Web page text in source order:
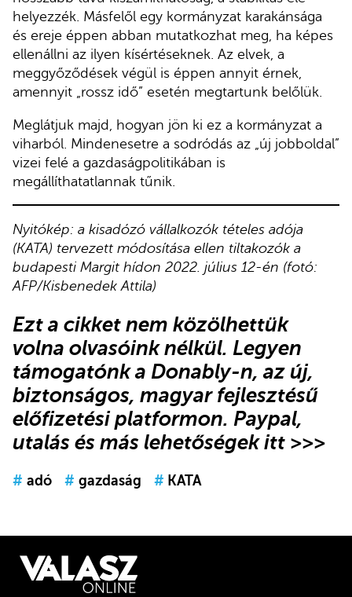
helyezzék. Másfelől egy kormányzat karakánsága
és ereje éppen abban mutatkozhat meg, ha képes
ellenállni az ilyen kísértéseknek. Az elvek, a
meggyőződések végül is éppen annyit érnek,
amennyit „rossz idő” esetén megtartunk belőlük.
Meglátjuk majd, hogyan jön ki ez a kormányzat a
viharból. Mindenesetre a sodródás az „új jobboldal”
vizei felé a gazdaságpolitikában is
megállíthatatlannak tűnik.
Nyitókép: a kisadózó vállalkozók tételes adója
(KATA) tervezett módosítása ellen tiltakozók a
budapesti Margit hídon 2022. július 12-én (fotó:
AFP/Kisbenedek Attila)
Ezt a cikket nem közölhettük
volna olvasóink nélkül. Legyen
támogatónka Donably-n, az új,
biztonságos, magyar fejlesztésű
előfizetési platformon. Paypal,
utalás és más lehetőségek itt >>>
# adó # gazdaság # KATA